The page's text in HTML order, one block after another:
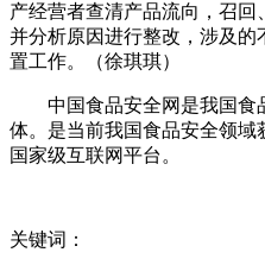
产经营者查清产品流向，召回
并分析原因进行整改，涉及
置工作。（徐琪琪）
中国食品安全网是我国食
体。是当前我国食品安全领
国家级互联网平台。
关键词：